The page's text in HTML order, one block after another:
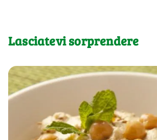
Lasciatevi sorprendere